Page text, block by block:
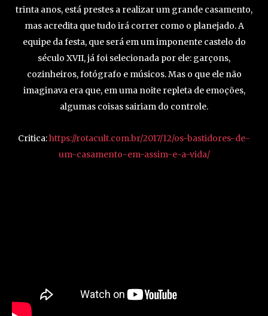
trinta anos, está prestes a realizar um grande casamento,
mas acredita que tudo irá correr como o planejado. A
equipe da festa, que será em um imponente castelo do
século XVII, já foi selecionada por ele: garçons,
cozinheiros, fotógrafo e músicos. Mas o que ele não
imaginava era que, em uma noite repleta de emoções,
algumas coisas sairiam do controle.
Critica:https://rotacult.com.br/2017/12/os-bastidores-de-
um-casamento-em-assim-e-a-vida/